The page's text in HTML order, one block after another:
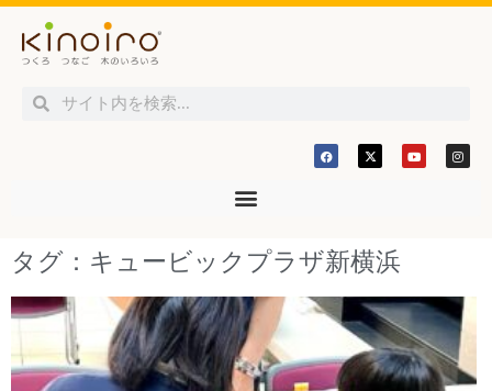
タグ：キュービックプラザ新横浜